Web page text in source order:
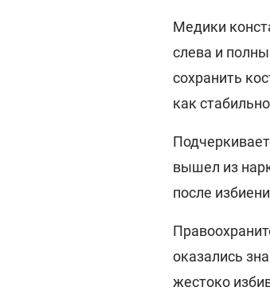
Медики
слева и
сохранить
как
вышел из
после
оказались
жестоко